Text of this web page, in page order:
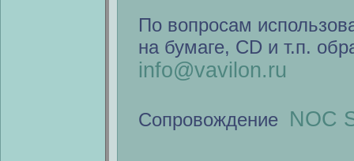
По вопросам
на бумаге, CD и т.п.
info@vavilon.ru
Сопровождение NOC